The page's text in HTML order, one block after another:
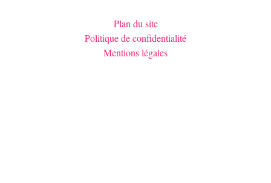
Plan du site
Politique de confidentialité
Mentions légales